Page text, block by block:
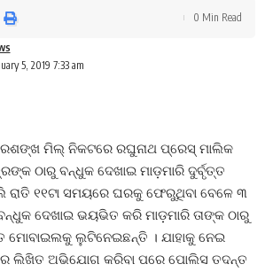
5, 2019 7:33 am
0 Min Read
ମିଲ୍ ନିକଟରେ ରଘୁନାଥ ପ୍ରେସ୍ ମାଲିକ
ଠାରୁ ବନ୍ଧୁକ ଦେଖାଇ ମାଡ଼ମାରି ଦୁର୍ବୃତ୍ତ
ରାତି ୧୧ଟା ସମୟରେ ଘରକୁ ଫେରୁଥିବା ବେଳେ ୩
ଦେଖାଇ ଭୟଭିତ କରି ମାଡ଼ମାରି ତାଙ୍କ ଠାରୁ
ମୋବାଇଲକୁ ଲୁଟିନେଇଛନ୍ତି । ଯାହାକୁ ନେଇ
ଲିଖିତ ଅଭିଯୋଗ କରିବା ପରେ ପୋଲିସ ତଦନ୍ତ